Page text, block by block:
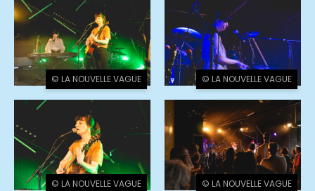
© LA NOUVELLE VAGUE © LA NOUVELLE VAGUE
© LA NOUVELLE VAGUE © LA NOUVELLE VAGUE